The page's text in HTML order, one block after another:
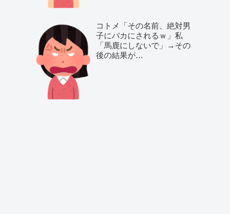
コトメ「その名前、絶対男
子にバカにされるｗ」私
「馬鹿にしないで」→その
後の結果が…